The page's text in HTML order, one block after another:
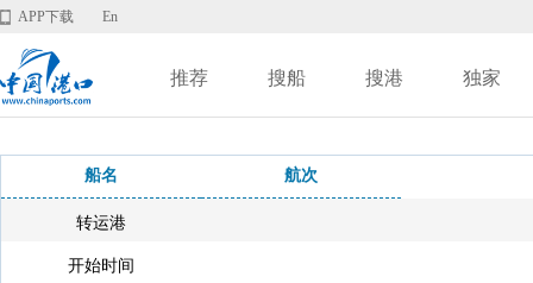
APP下载 En
推荐 搜船 搜港 独家
船名 航次
转运港
开始时间